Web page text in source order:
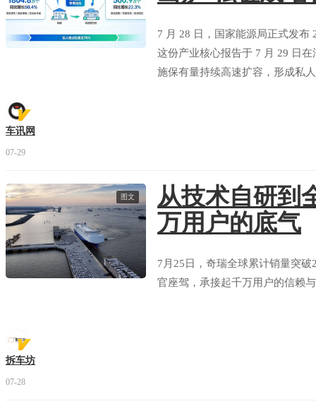
7 月 28 日，国家能源局正式发布
这份产业核心报告于 7 月 29 日
施保有量持续高速扩容，形成私
车讯网
07-29
图文
从技术自研到
万用户的底气
7月25日，奇瑞全球累计销量突
官座驾，承接起千万用户的信赖
拆车坊
07-28
评分